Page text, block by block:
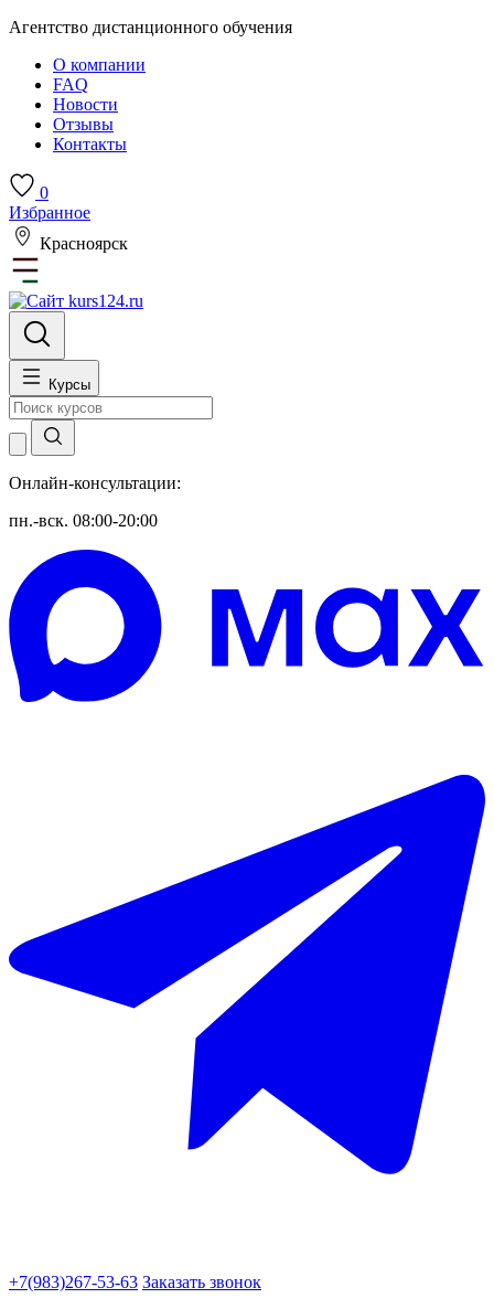
Агентство дистанционного обучения
О компании
FAQ
Новости
Отзывы
Контакты
0
Избранное
Красноярск
Курсы
Онлайн-консультации:
пн.-вск. 08:00-20:00
+7(983)267-53-63 Заказать звонок